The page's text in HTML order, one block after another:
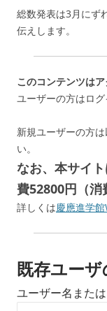
総数発表は3月にず
伝えします。
このコンテンツはア
ユーザーの方はログ
新規ユーザーの方
い。
なお、本サイ
費52800円（消
詳しくは慶應進学
既存ユー
ユーザー名また